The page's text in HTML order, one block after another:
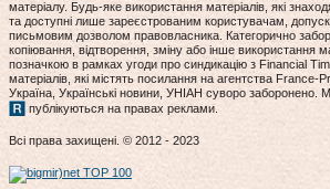
матеріалу. Будь-яке використання матеріалів, які
та доступні лише зареєстрованим користувачам,
письмовим дозволом правовласника. Категорично
копіювання, відтворення, зміну або інше використання
позначкою в рамках угоди про синдикацію з Financial
матеріалів, які містять посилання на агентства
Україна, Українські новини, УНІАН суворо заборонено.
публікуються на правах реклами.
Всі права захищені. © 2012 - 2023